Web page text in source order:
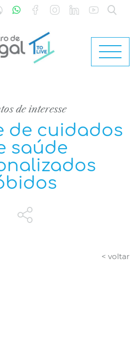
de interesse
de cuidados
saúde
< voltar